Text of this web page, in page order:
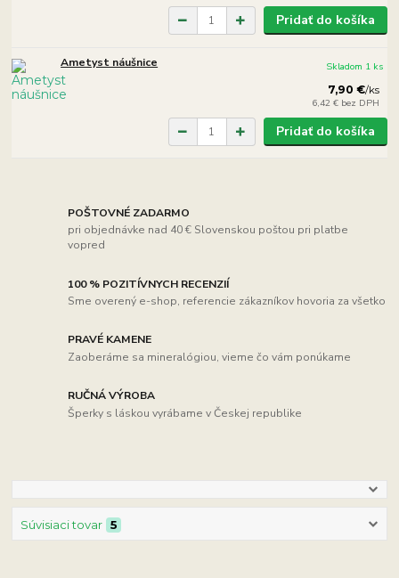
Pridať do košíka
Ametyst náušnice
7,90 €/ks
6,42 € bez DPH
Skladom 1 ks
Pridať do košíka
POŠTOVNÉ ZADARMO
pri objednávke nad 40 € Slovenskou poštou pri platbe
vopred
100 % POZITÍVNYCH RECENZIÍ
Sme overený e-shop, referencie zákazníkov hovoria za všetko
PRAVÉ KAMENE
Zaoberáme sa mineralógiou, vieme čo vám ponúkame
RUČNÁ VÝROBA
Šperky s láskou vyrábame v Českej republike
Súvisiaci tovar 5